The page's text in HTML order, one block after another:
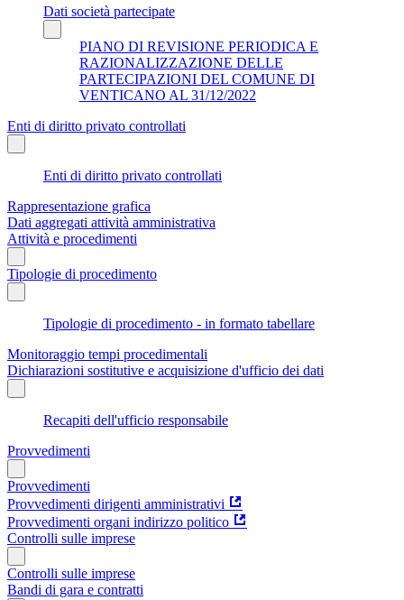
Dati società partecipate
PIANO DI REVISIONE PERIODICA E
RAZIONALIZZAZIONE DELLE
PARTECIPAZIONI DEL COMUNE DI
VENTICANO AL 31/12/2022
Enti di diritto privato controllati
Enti di diritto privato controllati
Rappresentazione grafica
Dati aggregati attività amministrativa
Attività e procedimenti
Tipologie di procedimento
Tipologie di procedimento - in formato tabellare
Monitoraggio tempi procedimentali
Dichiarazioni sostitutive e acquisizione d'ufficio dei dati
Recapiti dell'ufficio responsabile
Provvedimenti
Provvedimenti
Provvedimenti dirigenti amministrativi
Provvedimenti organi indirizzo politico
Controlli sulle imprese
Controlli sulle imprese
Bandi di gara e contratti